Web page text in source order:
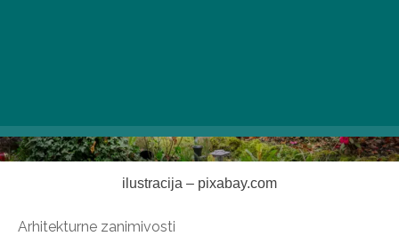
ilustracija – pixabay.com
Arhitekturne zanimivosti